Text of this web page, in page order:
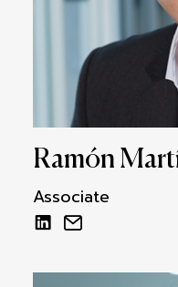
Ramón
Associate